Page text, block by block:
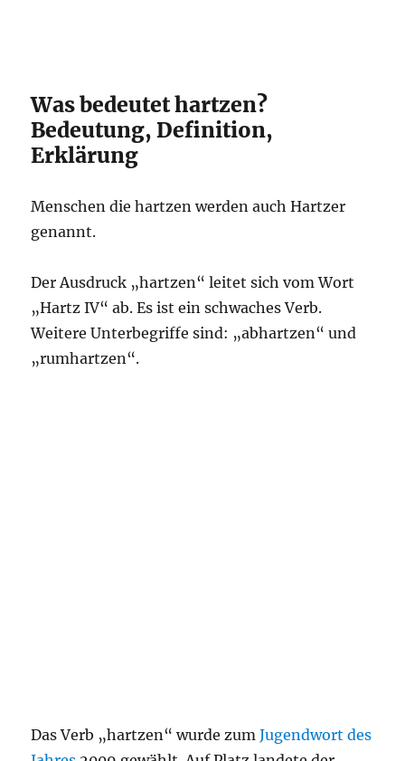
Was bedeutet hartzen?
Bedeutung, Definition,
Erklärung
Menschen die hartzen werden auch Hartzer
genannt.
Der Ausdruck „hartzen“ leitet sich vom Wort
„Hartz IV“ ab. Es ist ein schwaches Verb.
Weitere Unterbegriffe sind: „abhartzen“ und
„rumhartzen“.
Das Verb „hartzen“ wurde zumJugendwort des